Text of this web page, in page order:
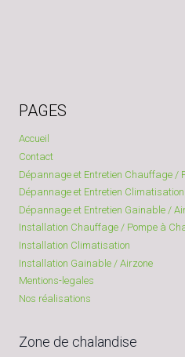
PAGES
Accueil
Contact
Dépannage et Entretien Chauffage /
Dépannage et Entretien Climatisation
Dépannage et Entretien Gainable /
Installation Chauffage / Pompe à
Installation Climatisation
Installation Gainable / Airzone
Mentions-legales
Nos réalisations
Zone de chalandise